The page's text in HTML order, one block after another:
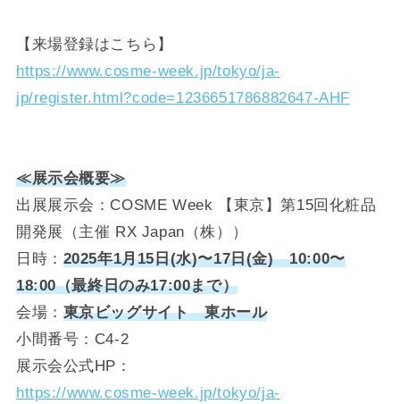
【来場登録はこちら】
https://www.cosme-week.jp/tokyo/ja-
jp/register.html?code=1236651786882647-AHF
≪展示会概要≫
出展展示会：COSME Week 【東京】第15回化粧品
開発展（主催 RX Japan（株））
日時： 2025年1月15日(水)〜17日(金)10:00〜
18:00（最終日のみ17:00まで）
会場： 東京ビッグサイト 東ホール
小間番号：C4-2
展示会公式HP：
https://www.cosme-week.jp/tokyo/ja-